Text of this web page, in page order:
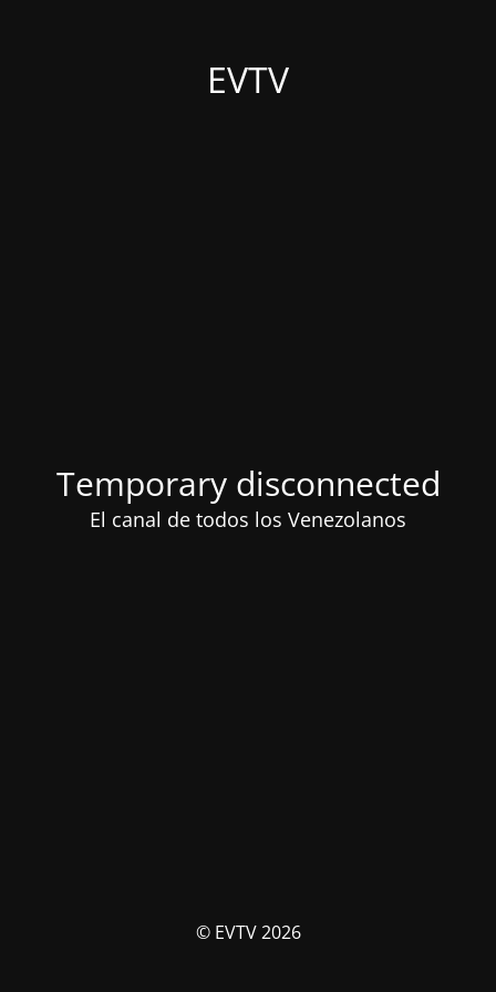
EVTV
Temporary disconnected
El canal de todos los Venezolanos
© EVTV 2026